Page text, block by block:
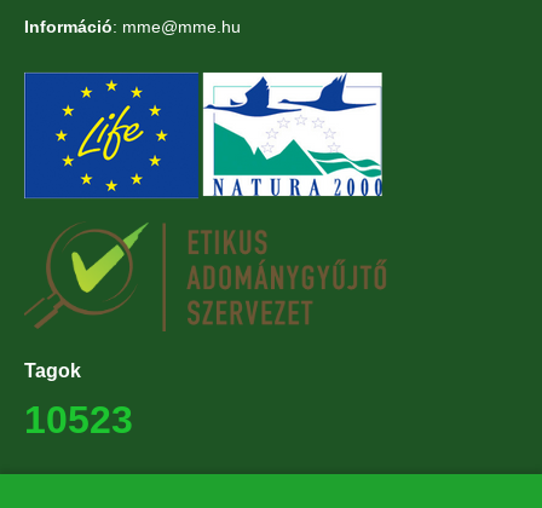
Információ: mme@mme.hu
Tagok
10523